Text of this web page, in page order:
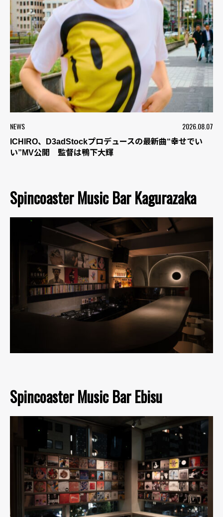
NEWS 2026.08.07
ICHIRO、D3adStockプロデュースの最新曲“幸せでい
い”MV公開 監督は鴨下大輝
Spincoaster Music Bar Kagurazaka
Spincoaster Music Bar Ebisu